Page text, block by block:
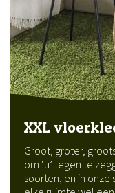
XXL
Groot, groter,
om ‘u’ tegen te
soorten, en in